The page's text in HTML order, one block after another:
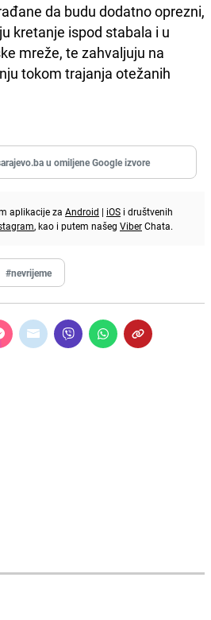
da budu dodatno oprezni,
kretanje ispod stabala i u
mreže, te zahvaljuju na
tokom trajanja otežanih
u omiljene Google izvore
aplikacije za Android | iOS i društvenih
, kao i putem našeg ViberChata.
#nevrijeme